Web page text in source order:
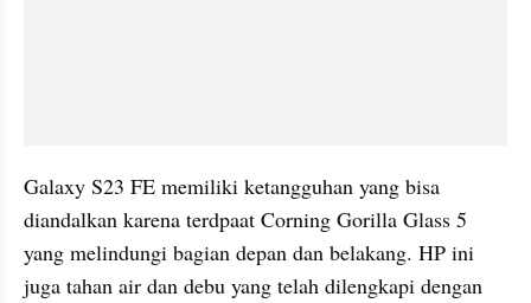
Galaxy S23 FE memiliki ketangguhan yang bisa
diandalkan karena terdpaat Corning Gorilla Glass 5
yang melindungi bagian depan dan belakang. HP ini
juga tahan air dan debu yang telah dilengkapi dengan